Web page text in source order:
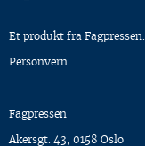
Et produkt fra Fagpressen.
Personvern
Fagpressen
Akersgt. 43, 0158 Oslo